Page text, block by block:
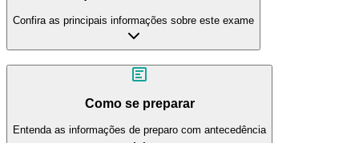
Confira as principais informações sobre este exame
Como se preparar
Entenda as informações de preparo com antecedência